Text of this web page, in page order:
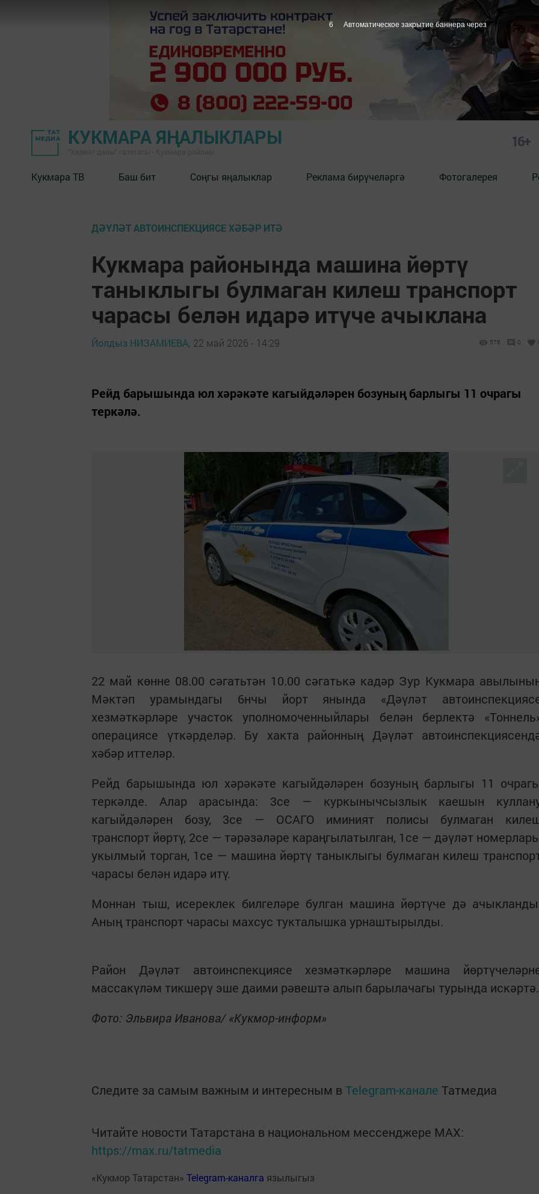
КУКМАРА ЯҢАЛЫКЛАРЫ 16+
Кукмара ТВ Баш бит Соңгы яңалыклар Реклама бирүчеләргә Фотогалерея
ДӘҮЛӘТ АВТОИНСПЕКЦИЯСЕ ХӘБӘР ИТӘ
Кукмара районында машина йөртү
таныклыгы булмаган килеш транспорт
чарасы белән идарә итүче ачыклана
Йолдыз НИЗАМИЕВА, 22 май 2026 - 14:29 578 0
Рейд барышында юл хәрәкәте кагыйдәләрен бозуның барлыгы 11 очрагы
теркәлә.
22 май көнне 08.00 сәгатьтән 10.00 сәгатькә кадәр Зур Кукмара
Мәктәп урамындагы 6нчы йорт янында «Дәүләт
хезмәткәрләре участок уполномоченныйлары белән берлектә
операциясе үткәрделәр. Бу хакта районның Дәүләт
хәбәр иттеләр.
Рейд барышында юл хәрәкәте кагыйдәләрен бозуның барлыгы 11
теркәлде. Алар арасында: 3се — куркынычсызлык каешын
кагыйдәләрен бозу, 3се — ОСАГО иминият полисы булмаган
транспорт йөртү, 2се — тәрәзәләре караңгылатылган, 1се — дәүләт
укылмый торган, 1се — машина йөртү таныклыгы булмаган килеш
чарасы белән идарә итү.
Моннан тыш, исереклек билгеләре булган машина йөртүче дә
Аның транспорт чарасы махсус тукталышка урнаштырылды.
Район Дәүләт автоинспекциясе хезмәткәрләре машина
массакүләм тикшерү эше даими рәвештә алып барылачагы турында искәртә.
Фото: Эльвира Иванова/ «Кукмор-информ»
Следите за самым важным и интересным в Telegram-канале Татмедиа
Читайте новости Татарстана в национальном мессенджере MАХ:
https://max.ru/tatmedia
«Кукмор Татарстан» Telegram-каналга язылыгыз
4 Автоматическое закрытие баннера через